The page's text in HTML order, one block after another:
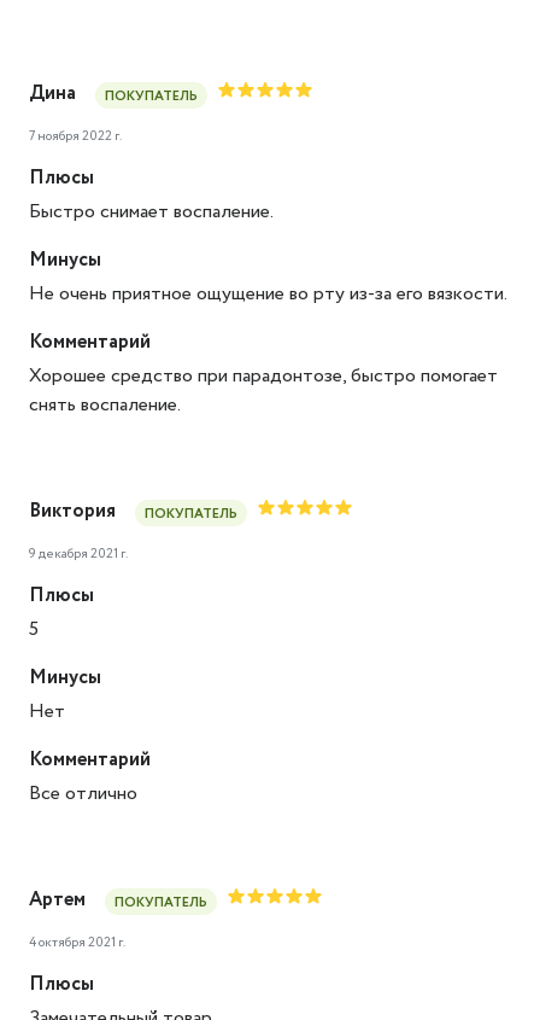
Дина ПОКУПАТЕЛЬ
7 ноября 2022 г.
Плюсы
Быстро снимает воспаление.
Минусы
Не очень приятное ощущение во рту из-за его вязкости.
Комментарий
Хорошее средство при парадонтозе, быстро помогает
снять воспаление.
Виктория ПОКУПАТЕЛЬ
9 декабря 2021 г.
Плюсы
5
Минусы
Нет
Комментарий
Все отлично
Артем ПОКУПАТЕЛЬ
4 октября 2021 г.
Плюсы